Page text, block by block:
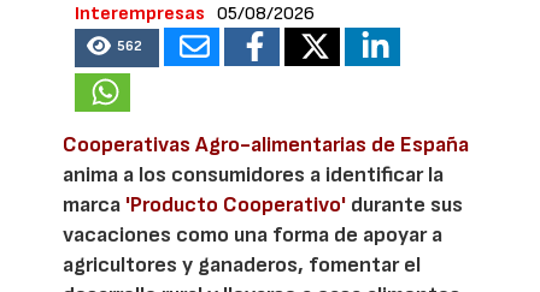
Interempresas
05/08/2026
562
Cooperativas Agro-alimentarias de España
anima a los consumidores a identificar la
marca 'Producto Cooperativo' durante sus
vacaciones como una forma de apoyar a
agricultores y ganaderos, fomentar el